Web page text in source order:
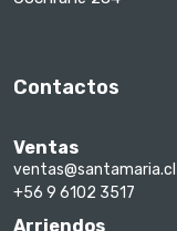
Contactos
Ventas
ventas@santamaria.cl
+56 9 6102 3517
Arriendos